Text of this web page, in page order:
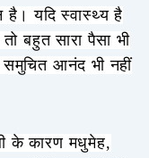
है। यदि स्वास्थ्य है
बहुत सारा पैसा भी
आनंद भी नहीं
के कारण मधुमेह,